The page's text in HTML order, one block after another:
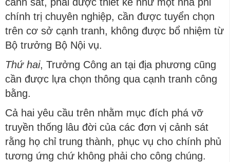
chính trị chuyên nghiệp, cần được tuyển chọn
trên cơ sở cạnh tranh, không được bổ nhiệm từ
Bộ trưởng Bộ Nội vụ.
Thứ hai, Trưởng Công an tại địa phương cũng
cần được lựa chọn thông qua cạnh tranh công
bằng.
Cả hai yêu cầu trên nhằm mục đích phá vỡ
truyền thống lâu đời của các đơn vị cảnh sát
rằng họ chỉ trung thành, phục vụ cho chính phủ
tương ứng chứ không phải cho công chúng.